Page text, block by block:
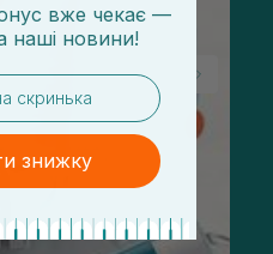
вже чекає —
наші новини!
знижку